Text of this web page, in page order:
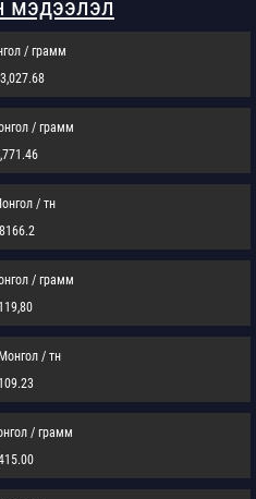
мэдээлэл
/ грамм
/ грамм
/ тн
/ грамм
/ тн
/ грамм